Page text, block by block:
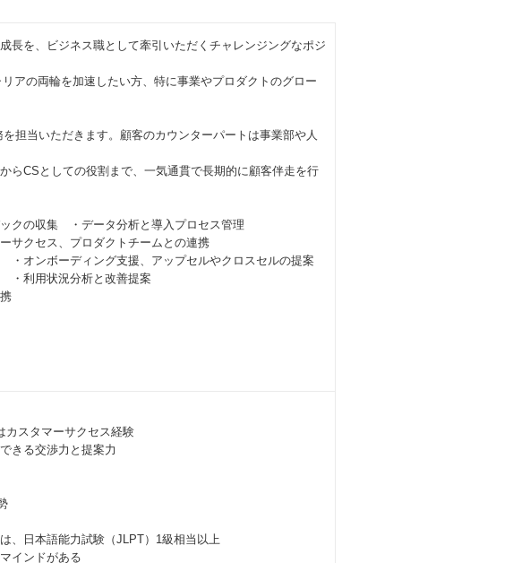
長を、ビジネス職として牽引いただくチャレンジングなポジ
アの両輪を加速したい方、特に事業やプロダクトのグロー
担当いただきます。顧客のカウンターパートは事業部や人
らCSとしての役割まで、一気通貫で長期的に顧客伴走を行
クの収集 ・データ分析と導入プロセス管理
サクセス、プロダクトチームとの連携
・オンボーディング支援、アップセルやクロスセルの提案
・利用状況分析と改善提案
カスタマーサクセス経験
きる交渉力と提案力
、日本語能力試験（JLPT）1級相当以上
インドがある